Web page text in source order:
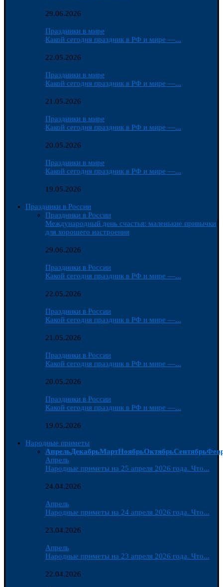
29.06.2026
Праздники в мире
Какой сегодня праздник в РФ и мире —...
22.05.2026
Праздники в мире
Какой сегодня праздник в РФ и мире —...
21.05.2026
Праздники в мире
Какой сегодня праздник в РФ и мире —...
20.05.2026
Праздники в мире
Какой сегодня праздник в РФ и мире —...
19.05.2026
Праздники в России
Праздники в России
Международный день счастья: маленькие привычки
для хорошего настроения
29.06.2026
Праздники в России
Какой сегодня праздник в РФ и мире —...
22.05.2026
Праздники в России
Какой сегодня праздник в РФ и мире —...
21.05.2026
Праздники в России
Какой сегодня праздник в РФ и мире —...
20.05.2026
Праздники в России
Какой сегодня праздник в РФ и мире —...
19.05.2026
Народные приметы
АпрельДекабрьМартНоябрьОктябрьСентябрь
Апрель
Народные приметы на 25 апреля 2026 года. Что...
24.04.2026
Апрель
Народные приметы на 24 апреля 2026 года. Что...
23.04.2026
Апрель
Народные приметы на 23 апреля 2026 года. Что...
22.04.2026